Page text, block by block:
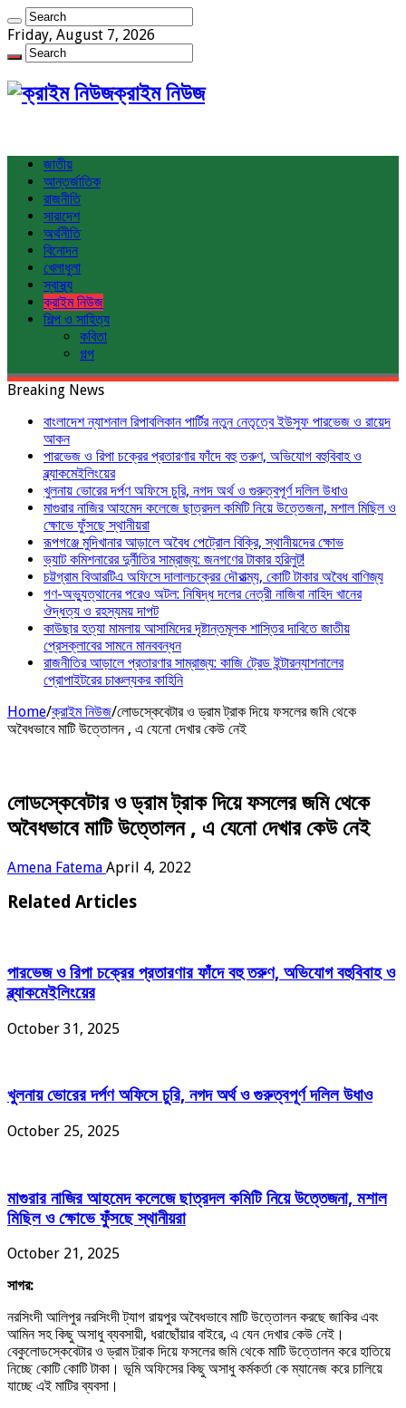
Friday, August 7, 2026
ক্রাইম নিউজ
জাতীয়
আন্তর্জাতিক
রাজনীতি
সারাদেশ
অর্থনীতি
বিনোদন
খেলাধুলা
স্বাস্থ্য
ক্রাইম নিউজ
শিল্প ও সাহিত্য
কবিতা
গল্প
Breaking News
বাংলাদেশ ন্যাশনাল রিপাবলিকান পার্টির নতুন নেতৃত্বে ইউসুফ পারভেজ ও রায়েদ
আকন
পারভেজ ও রিপা চক্রের প্রতারণার ফাঁদে বহু তরুণ, অভিযোগ বহুবিবাহ ও
ব্ল্যাকমেইলিংয়ের
খুলনায় ভোরের দর্পণ অফিসে চুরি, নগদ অর্থ ও গুরুত্বপূর্ণ দলিল উধাও
মাগুরার নাজির আহমেদ কলেজে ছাত্রদল কমিটি নিয়ে উত্তেজনা, মশাল মিছিল ও
ক্ষোভে ফুঁসছে স্থানীয়রা
রূপগঞ্জে মুদিখানার আড়ালে অবৈধ পেট্রোল বিক্রি, স্থানীয়দের ক্ষোভ
ভ্যাট কমিশনারের দুর্নীতির সাম্রাজ্য: জনগণের টাকার হরিলুট!
চট্টগ্রাম বিআরটিএ অফিসে দালালচক্রের দৌরাত্ম্য, কোটি টাকার অবৈধ বাণিজ্য
গণ-অভ্যুত্থানের পরেও অটল: নিষিদ্ধ দলের নেত্রী নাজিবা নাহিদ খানের
ঔদ্ধত্য ও রহস্যময় দাপট
কাউছার হত্যা মামলায় আসামিদের দৃষ্টান্তমূলক শাস্তির দাবিতে জাতীয়
প্রেসক্লাবের সামনে মানববন্ধন
রাজনীতির আড়ালে প্রতারণার সাম্রাজ্য: কাজি ট্রেড ইন্টারন্যাশনালের
প্রোপাইটরের চাঞ্চল্যকর কাহিনি
Home/ক্রাইম নিউজ/লোডস্কেবেটার ও ড্রাম ট্রাক দিয়ে ফসলের জমি থেকে
অবৈধভাবে মাটি উত্তোলন , এ যেনো দেখার কেউ নেই
লোডস্কেবেটার ও ড্রাম ট্রাক দিয়ে ফসলের জমি থেকে
অবৈধভাবে মাটি উত্তোলন , এ যেনো দেখার কেউ নেই
Amena Fatema April 4, 2022
Related Articles
পারভেজ ও রিপা চক্রের প্রতারণার ফাঁদে বহু তরুণ, অভিযোগ বহুবিবাহ ও
ব্ল্যাকমেইলিংয়ের
October 31, 2025
খুলনায় ভোরের দর্পণ অফিসে চুরি, নগদ অর্থ ও গুরুত্বপূর্ণ দলিল উধাও
October 25, 2025
মাগুরার নাজির আহমেদ কলেজে ছাত্রদল কমিটি নিয়ে উত্তেজনা, মশাল
মিছিল ও ক্ষোভে ফুঁসছে স্থানীয়রা
October 21, 2025
সাগর:
নরসিংদী আলিপুর নরসিংদী ট্যাগ রায়পুর অবৈধভাবে মাটি উত্তোলন করছে জাকির এবং
আমিন সহ কিছু অসাধু ব্যবসায়ী, ধরাছোঁয়ার বাইরে, এ যেন দেখার কেউ নেই।
বেকুলোডস্কেবেটার ও ড্রাম ট্রাক দিয়ে ফসলের জমি থেকে মাটি উত্তোলন করে হাতিয়ে
নিচ্ছে কোটি কোটি টাকা। ভূমি অফিসের কিছু অসাধু কর্মকর্তা কে ম্যানেজ করে চালিয়ে
যাচ্ছে এই মাটির ব্যবসা।